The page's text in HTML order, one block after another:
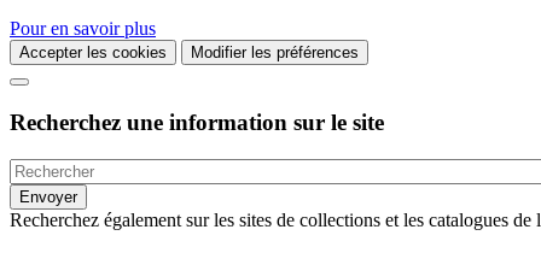
Pour en savoir plus
Accepter les cookies Modifier les préférences
Recherchez une information sur le site
Recherchez également sur les sites de collections et les catalogues